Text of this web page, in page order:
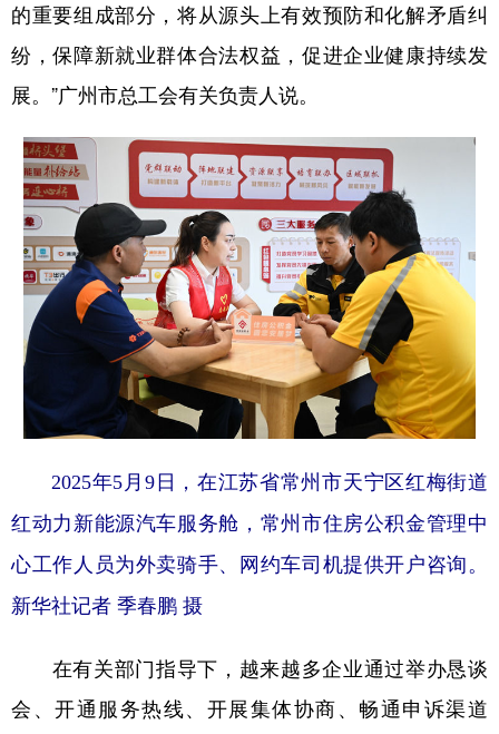
的重要组成部分，将从源头上有效预防和化解矛盾纠
纷，保障新就业群体合法权益，促进企业健康持续发
展。”广州市总工会有关负责人说。
2025年5月9日，在江苏省常州市天宁区红梅街道
红动力新能源汽车服务舱，常州市住房公积金管理中
心工作人员为外卖骑手、网约车司机提供开户咨询。
新华社记者 季春鹏 摄
在有关部门指导下，越来越多企业通过举办恳谈
会、开通服务热线、开展集体协商、畅通申诉渠道